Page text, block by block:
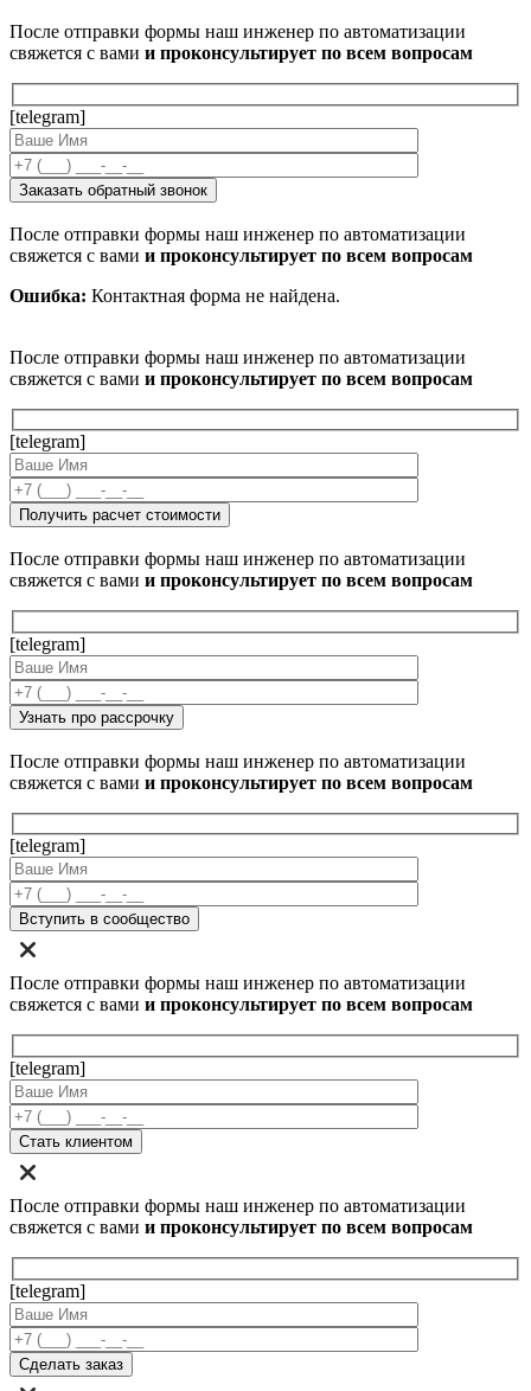
После отправки формы наш инженер по автоматизации
свяжется с вами и проконсультирует по всем вопросам
[telegram]
После отправки формы наш инженер по автоматизации
свяжется с вами и проконсультирует по всем вопросам
Ошибка: Контактная форма не найдена.
После отправки формы наш инженер по автоматизации
свяжется с вами и проконсультирует по всем вопросам
[telegram]
После отправки формы наш инженер по автоматизации
свяжется с вами и проконсультирует по всем вопросам
[telegram]
После отправки формы наш инженер по автоматизации
свяжется с вами и проконсультирует по всем вопросам
[telegram]
После отправки формы наш инженер по автоматизации
свяжется с вами и проконсультирует по всем вопросам
[telegram]
После отправки формы наш инженер по автоматизации
свяжется с вами и проконсультирует по всем вопросам
[telegram]